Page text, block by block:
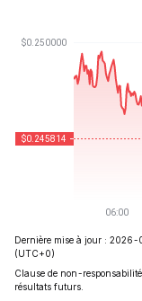
Dernière mise à jour :
(UTC+0)
Clause de non-
résultats futurs.